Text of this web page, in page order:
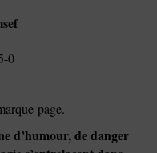
0
page.
d’humour, de danger